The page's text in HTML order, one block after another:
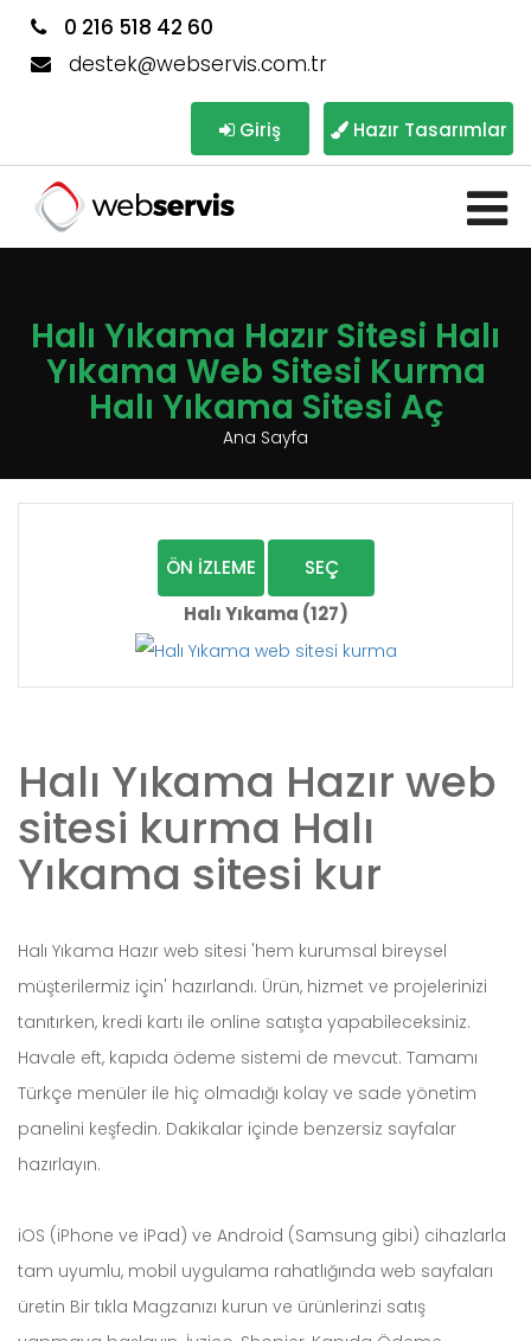
0 216 518 42 60
destek@webservis.com.tr
Hazır Tasarımlar
Giriş
Halı Yıkama Hazır Sitesi Halı
Yıkama Web Sitesi Kurma
Halı Yıkama Sitesi Aç
Ana Sayfa
ÖN İZLEME
SEÇ
Halı Yıkama (127)
Halı Yıkama Hazır web
sitesi kurma Halı
Yıkama sitesi kur
Halı Yıkama Hazır web sitesi 'hem kurumsal bireysel
müşterilermiz için' hazırlandı. Ürün, hizmet ve projelerinizi
tanıtırken, kredi kartı ile online satışta yapabileceksiniz.
Havale eft, kapıda ödeme sistemi de mevcut. Tamamı
Türkçe menüler ile hiç olmadığı kolay ve sade yönetim
panelini keşfedin. Dakikalar içinde benzersiz sayfalar
hazırlayın.
iOS (iPhone ve iPad) ve Android (Samsung gibi) cihazlarla
tam uyumlu, mobil uygulama rahatlığında web sayfaları
üretin Bir tıkla Magzanızı kurun ve ürünlerinzi satış